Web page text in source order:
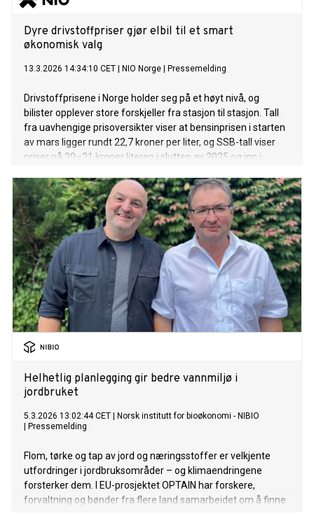
Dyre drivstoffpriser gjør elbil til et smart
økonomisk valg
13.3.2026 14:34:10 CET NIO Norge Pressemelding
Drivstoffprisene i Norge holder seg på et høyt nivå, og
bilister opplever store forskjeller fra stasjon til stasjon. Tall
fra uavhengige prisoversikter viser at bensinprisen i starten
av mars ligger rundt 22,7 kroner per liter, og SSB-tall viser
priser på 20–21 kroner literen i slutten av 2025 og inn i
stadig flere bilister til elbil for å få bedre kontroll over
bilkostnadene.
Helhetlig planlegging gir bedre vannmiljø i
jordbruket
5.3.2026 13:02:44 CET
Norsk institutt for bioøkonomi - NIBIO
Pressemelding
Flom, tørke og tap av jord og næringsstoffer er velkjente
utfordringer i jordbruksområder – og klimaendringene
forsterker dem. I EU-prosjektet OPTAIN har forskere,
forvaltning og bønder fra flere land samarbeidet om å finne